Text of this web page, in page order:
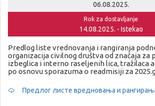
06.08.2025.
Rok za dostavljanje
14.08.2025. - Istekao
Predlog liste vrednovanja i rangiranja
organizacija civilnog društva od značaja za
izbeglica i interno raseljenih lica, tražilaca
po osnovu sporazuma o readmisiji za
Предлог листе вредновања и